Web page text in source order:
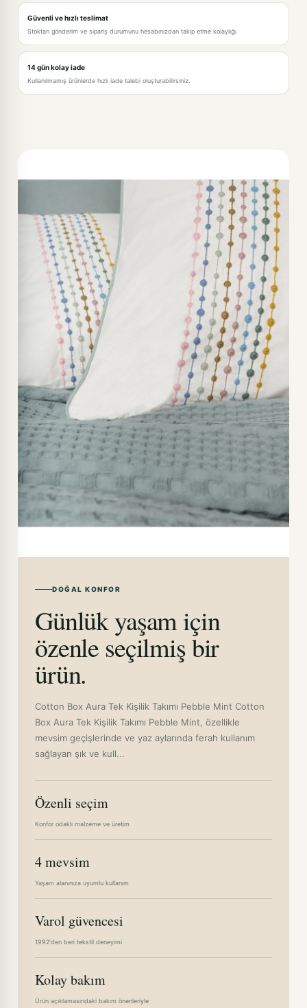
Güvenli ve hızlı teslimat
Stoktan gönderim ve sipariş durumunu hesabınızdan takip etme kolaylığı.
14 gün kolay iade
Kullanılmamış ürünlerde hızlı iade talebi oluşturabilirsiniz.
DOĞAL KONFOR
Günlük yaşam için
özenle seçilmiş bir
ürün.
Cotton Box Aura Tek Kişilik Takımı Pebble Mint Cotton
Box Aura Tek Kişilik Takımı Pebble Mint, özellikle
mevsim geçişlerinde ve yaz aylarında ferah kullanım
sağlayan şık ve kull...
Özenli seçim
Konfor odaklı malzeme ve üretim
4 mevsim
Yaşam alanınıza uyumlu kullanım
Varol güvencesi
1992'den beri tekstil deneyimi
Kolay bakım
Ürün açıklamasındaki bakım önerileriyle